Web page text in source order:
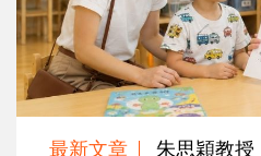
最新文章 朱思穎教授